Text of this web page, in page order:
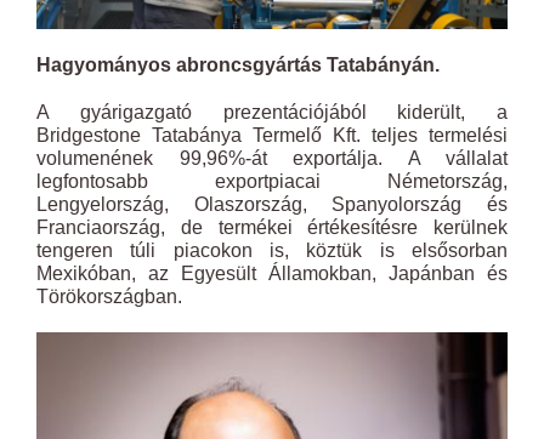
Hagyományos abroncsgyártás Tatabányán.
A gyárigazgató prezentációjából kiderült, a
Bridgestone Tatabánya Termelő Kft. teljes termelési
volumenének 99,96%-át exportálja. A vállalat
legfontosabb exportpiacai Németország,
Lengyelország, Olaszország, Spanyolország és
Franciaország, de termékei értékesítésre kerülnek
tengeren túli piacokon is, köztük is elsősorban
Mexikóban, az Egyesült Államokban, Japánban és
Törökországban.